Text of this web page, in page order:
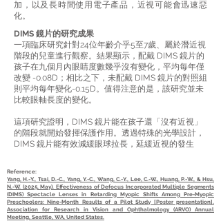
加，以及長時間使用電子產品，近視可能會迅速惡
化。
DIMS 鏡片的研究成果
一項臨床研究針對24位年齡介乎5至7歲、屬於潛近視
階段的兒童進行觀察。結果顯示，配戴 DIMS 鏡片的
孩子在九個月內眼睛度數幾乎沒有變化，平均每年僅
改變 -0.08D；相比之下，未配戴 DIMS 鏡片的對照組
則平均每年變化-0.15D。值得注意的是，該研究並未
比較眼軸長度的變化。
這項研究證明，DIMS 鏡片能在孩子還「沒有近視」
的階段就開始發揮保護作用。透過特殊的光學設計，
DIMS 鏡片能有效減緩眼球拉長，延緩近視的發生
Reference:
Yang, H.-Y., Tsai, D.-C., Yang, Y.-C., Wang, C.-Y., Lee, C.-W., Huang, P.-W., & Hsu,
N.-W. (2025, May). Effectiveness of Defocus Incorporated Multiple Segments
(DIMS) Spectacle Lenses in Retarding Myopic Shifts Among Pre-Myopic
Preschoolers: Nine-Month Results of a Pilot Study [Poster presentation].
Association for Research in Vision and Ophthalmology (ARVO) Annual
Meeting, Seattle, WA, United States.